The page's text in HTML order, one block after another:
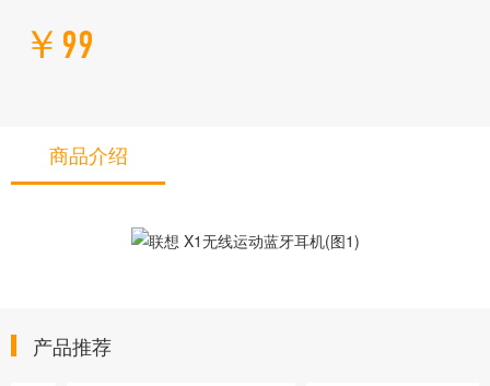
￥99
商品介绍
产品推荐